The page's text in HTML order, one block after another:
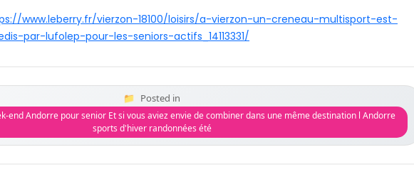
www.leberry.fr/vierzon-18100/loisirs/a-vierzon-un-creneau-multisport-est-
par-lufolep-pour-les-seniors-actifs_14113331/
Posted in
end Andorre pour senior Et si vous aviez envie de combiner dans une même destination l Andorre
sports d'hiver randonnées été